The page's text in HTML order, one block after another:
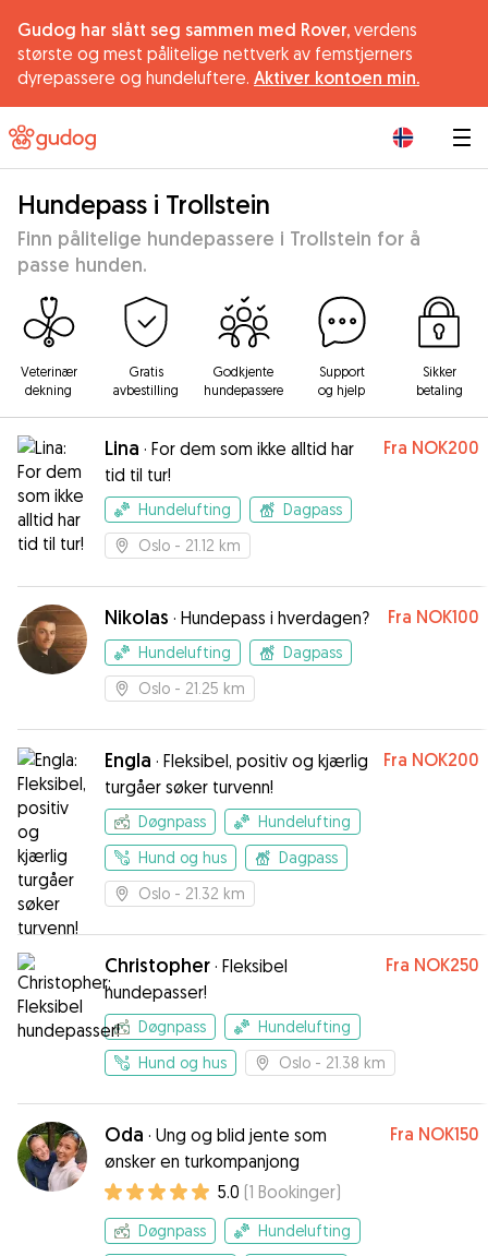
Gudog har slått seg sammen med Rover, verdens
største og mest pålitelige nettverk av femstjerners
dyrepassere og hundeluftere. Aktiver kontoen min.
Hundepass i Trollstein
Finn pålitelige hundepassere i Trollstein for å
passe hunden.
Veterinær
dekning
Gratis
avbestilling
Godkjente
hundepassere
Support
og hjelp
Sikker
betaling
Lina · For dem som ikke alltid har
tid til tur!
Fra NOK200
Hundelufting
Dagpass
Oslo - 21.12 km
Nikolas · Hundepass i hverdagen? Fra NOK100
Hundelufting
Dagpass
Oslo - 21.25 km
Engla · Fleksibel, positiv og kjærlig
turgåer søker turvenn!
Fra NOK200
Døgnpass
Hundelufting
Hund og hus
Dagpass
Oslo - 21.32 km
Christopher · Fleksibel
hundepasser!
Fra NOK250
Døgnpass
Hundelufting
Hund og hus
Oslo - 21.38 km
Oda · Ung og blid jente som
ønsker en turkompanjong
Fra NOK150
5.0 (1 Bookinger)
Døgnpass
Hundelufting